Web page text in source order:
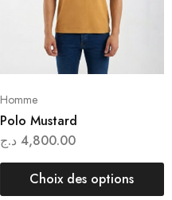
Homme
Polo Mustard
4,800.00 د.ج
Choix des options